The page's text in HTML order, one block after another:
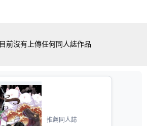
目前沒有上傳任何同人誌作品
推薦同人誌